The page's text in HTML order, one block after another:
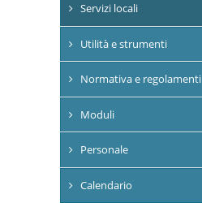
Servizi locali
Utilità e strumenti
Normativa e regolamenti
Moduli
Personale
Calendario